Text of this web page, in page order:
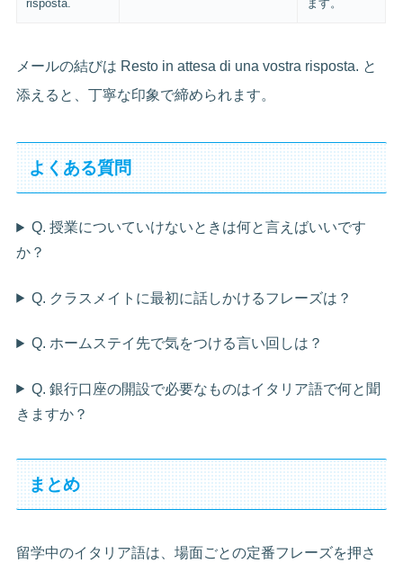
risposta. ます。
メールの結びは Resto in attesa di una vostra risposta. と
添えると、丁寧な印象で締められます。
よくある質問
Q. 授業についていけないときは何と言えばいいです
か？
Q. クラスメイトに最初に話しかけるフレーズは？
Q. ホームステイ先で気をつける言い回しは？
Q. 銀行口座の開設で必要なものはイタリア語で何と聞
きますか？
まとめ
留学中のイタリア語は、場面ごとの定番フレーズを押さ